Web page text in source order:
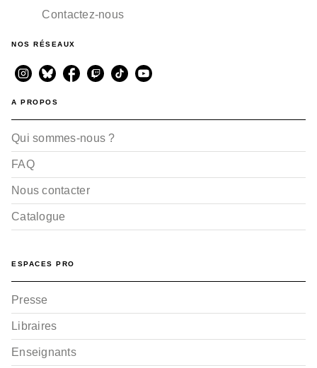
Contactez-nous
NOS RÉSEAUX
A PROPOS
Qui sommes-nous ?
FAQ
Nous contacter
Catalogue
ESPACES PRO
Presse
Libraires
Enseignants